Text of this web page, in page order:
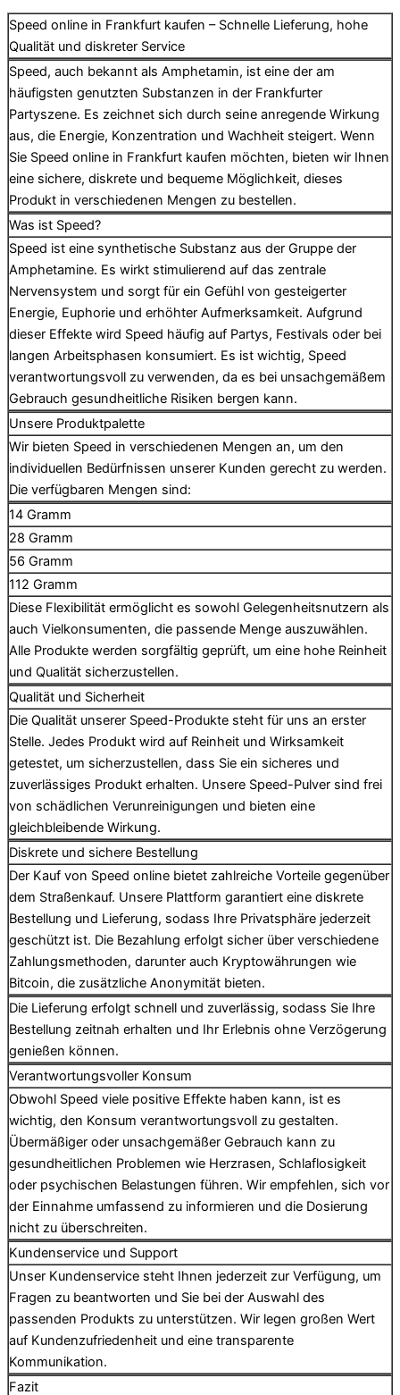
Speed online in Frankfurt kaufen – Schnelle Lieferung, hohe
Qualität und diskreter Service
Speed, auch bekannt als Amphetamin, ist eine der am
häufigsten genutzten Substanzen in der Frankfurter
Partyszene. Es zeichnet sich durch seine anregende Wirkung
aus, die Energie, Konzentration und Wachheit steigert. Wenn
Sie Speed online in Frankfurt kaufen möchten, bieten wir Ihnen
eine sichere, diskrete und bequeme Möglichkeit, dieses
Produkt in verschiedenen Mengen zu bestellen.
Was ist Speed?
Speed ist eine synthetische Substanz aus der Gruppe der
Amphetamine. Es wirkt stimulierend auf das zentrale
Nervensystem und sorgt für ein Gefühl von gesteigerter
Energie, Euphorie und erhöhter Aufmerksamkeit. Aufgrund
dieser Effekte wird Speed häufig auf Partys, Festivals oder bei
langen Arbeitsphasen konsumiert. Es ist wichtig, Speed
verantwortungsvoll zu verwenden, da es bei unsachgemäßem
Gebrauch gesundheitliche Risiken bergen kann.
Unsere Produktpalette
Wir bieten Speed in verschiedenen Mengen an, um den
individuellen Bedürfnissen unserer Kunden gerecht zu werden.
Die verfügbaren Mengen sind:
14 Gramm
28 Gramm
56 Gramm
112 Gramm
Diese Flexibilität ermöglicht es sowohl Gelegenheitsnutzern als
auch Vielkonsumenten, die passende Menge auszuwählen.
Alle Produkte werden sorgfältig geprüft, um eine hohe Reinheit
und Qualität sicherzustellen.
Qualität und Sicherheit
Die Qualität unserer Speed-Produkte steht für uns an erster
Stelle. Jedes Produkt wird auf Reinheit und Wirksamkeit
getestet, um sicherzustellen, dass Sie ein sicheres und
zuverlässiges Produkt erhalten. Unsere Speed-Pulver sind frei
von schädlichen Verunreinigungen und bieten eine
gleichbleibende Wirkung.
Diskrete und sichere Bestellung
Der Kauf von Speed online bietet zahlreiche Vorteile gegenüber
dem Straßenkauf. Unsere Plattform garantiert eine diskrete
Bestellung und Lieferung, sodass Ihre Privatsphäre jederzeit
geschützt ist. Die Bezahlung erfolgt sicher über verschiedene
Zahlungsmethoden, darunter auch Kryptowährungen wie
Bitcoin, die zusätzliche Anonymität bieten.
Die Lieferung erfolgt schnell und zuverlässig, sodass Sie Ihre
Bestellung zeitnah erhalten und Ihr Erlebnis ohne Verzögerung
genießen können.
Verantwortungsvoller Konsum
Obwohl Speed viele positive Effekte haben kann, ist es
wichtig, den Konsum verantwortungsvoll zu gestalten.
Übermäßiger oder unsachgemäßer Gebrauch kann zu
gesundheitlichen Problemen wie Herzrasen, Schlaflosigkeit
oder psychischen Belastungen führen. Wir empfehlen, sich vor
der Einnahme umfassend zu informieren und die Dosierung
nicht zu überschreiten.
Kundenservice und Support
Unser Kundenservice steht Ihnen jederzeit zur Verfügung, um
Fragen zu beantworten und Sie bei der Auswahl des
passenden Produkts zu unterstützen. Wir legen großen Wert
auf Kundenzufriedenheit und eine transparente
Kommunikation.
Fazit